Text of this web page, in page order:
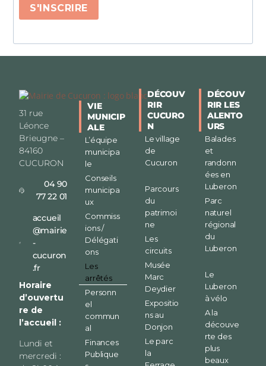
S'INSCRIRE
31 rue
Léonce
Brieugne –
84160
CUCURON
04 90
77 22 01
accueil
@mairie
-
cucuron
.fr
Horaire
d’ouvertu
re de
l’accueil :
Lundi et
mercredi :
VIE
MUNICIP
ALE
L’équipe
municipa
le
Conseils
municipa
ux
Commiss
ions /
Délégati
ons
Les
arrêtés
Personn
el
commun
al
Finances
Publique
DÉCOUV
RIR
CUCURO
N
Le village
de
Cucuron
Parcours
du
patrimoi
ne
Les
circuits
Musée
Marc
Deydier
Expositio
ns au
Donjon
Le parc
la
DÉCOUV
RIR LES
ALENTO
URS
Balades
et
randonn
ées en
Luberon
Parc
naturel
régional
du
Luberon
Le
Luberon
à vélo
A la
découve
rte des
plus
beaux